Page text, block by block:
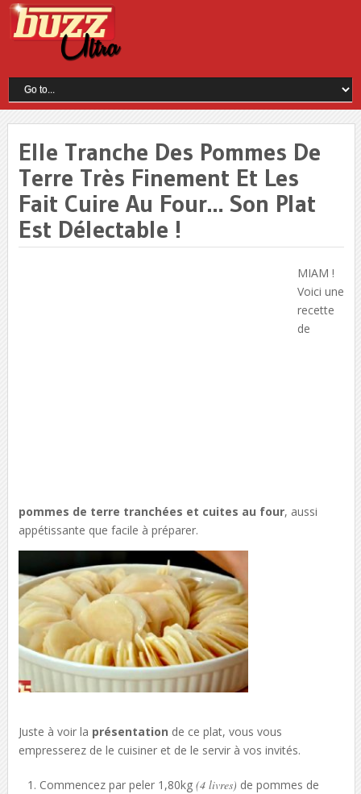
Elle Tranche Des Pommes De
Terre Très Finement Et Les
Fait Cuire Au Four… Son Plat
Est Délectable !
MIAM !
Voici une
recette
de
pommes de terre tranchées et cuites au four, aussi
appétissante que facile à préparer.
Juste à voir la présentation de ce plat, vous vous
empresserez de le cuisiner et de le servir à vos invités.
Commencez par peler 1,80kg(4 livres) de pommes de